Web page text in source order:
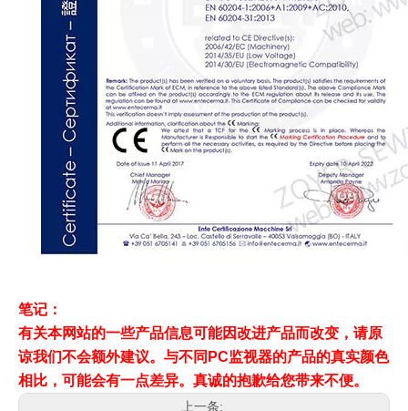
笔记：
有关本网站的一些产品信息可能因改进产品而改变，请原
谅我们不会额外建议。与不同PC监视器的产品的真实颜色
相比，可能会有一点差异。真诚的抱歉给您带来不便。
上一条: